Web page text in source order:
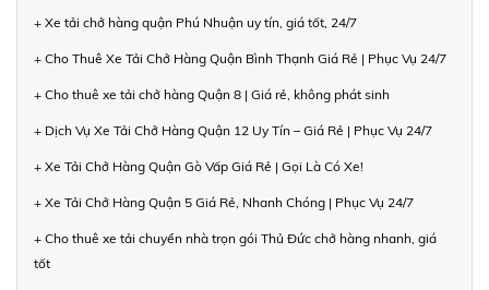
+ Xe tải chở hàng quận Phú Nhuận uy tín, giá tốt, 24/7
+ Cho Thuê Xe Tải Chở Hàng Quận Bình Thạnh Giá Rẻ | Phục Vụ 24/7
+ Cho thuê xe tải chở hàng Quận 8 | Giá rẻ, không phát sinh
+ Dịch Vụ Xe Tải Chở Hàng Quận 12 Uy Tín – Giá Rẻ | Phục Vụ 24/7
+ Xe Tải Chở Hàng Quận Gò Vấp Giá Rẻ | Gọi Là Có Xe!
+ Xe Tải Chở Hàng Quận 5 Giá Rẻ, Nhanh Chóng | Phục Vụ 24/7
+ Cho thuê xe tải chuyển nhà trọn gói Thủ Đức chở hàng nhanh, giá
tốt